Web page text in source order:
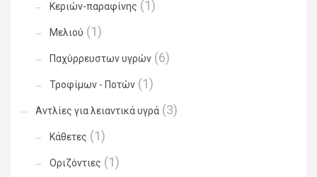
Κεριών-παραφίνης (1)
Μελιού (1)
Παχύρρευστων υγρών (6)
Τροφίμων - Ποτών (1)
Αντλίες για λειαντικά υγρά (3)
Κάθετες (1)
Οριζόντιες (1)